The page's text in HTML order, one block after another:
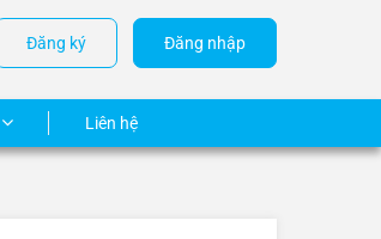
Đăng ký Đăng nhập
Liên hệ